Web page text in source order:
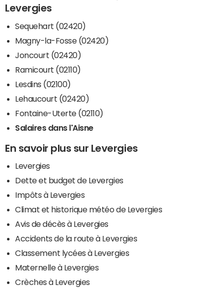
Levergies
Sequehart (02420)
Magny-la-Fosse (02420)
Joncourt (02420)
Ramicourt (02110)
Lesdins (02100)
Lehaucourt (02420)
Fontaine-Uterte (02110)
Salaires dans l'Aisne
En savoir plus sur Levergies
Levergies
Dette et budget de Levergies
Impôts à Levergies
Climat et historique météo de Levergies
Avis de décès à Levergies
Accidents de la route à Levergies
Classement lycées à Levergies
Maternelle à Levergies
Crèches à Levergies